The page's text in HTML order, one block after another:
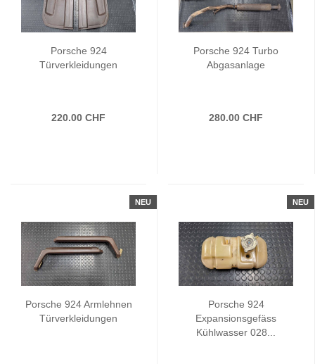
Porsche 924
Türverkleidungen
220.00 CHF
Porsche 924 Turbo
Abgasanlage
280.00 CHF
NEU
Porsche 924 Armlehnen
Türverkleidungen
NEU
Porsche 924
Expansionsgefäss
Kühlwasser 028...